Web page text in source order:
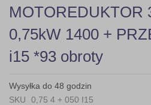
Skip
to
the
beginning
of
the
gallery
MOTOREDUKTOR
0,75kW 1400 +
i15 *93 obroty
Wysyłka do 48 godzin
SKU
0,75 4 + 050 I15